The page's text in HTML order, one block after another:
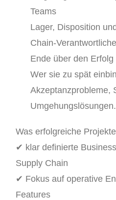
Teams
Lager, Disposition
Chain-
Ende über den
Wer sie zu spät
Akzeptanzprobleme,
Umgehungslösungen.
Was erfolgreiche
✔ klar definierte
Supply Chain
✔ Fokus auf operative
Features